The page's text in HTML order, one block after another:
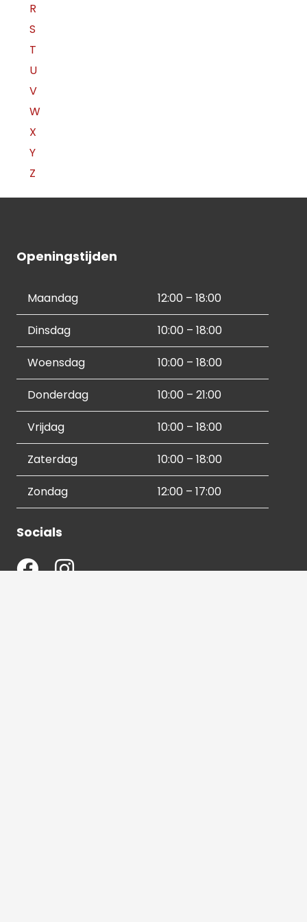
R
S
T
U
V
W
X
Y
Z
Openingstijden
Maandag 12:00 – 18:00
Dinsdag 10:00 – 18:00
Woensdag 10:00 – 18:00
Donderdag 10:00 – 21:00
Vrijdag 10:00 – 18:00
Zaterdag 10:00 – 18:00
Zondag 12:00 – 17:00
Socials